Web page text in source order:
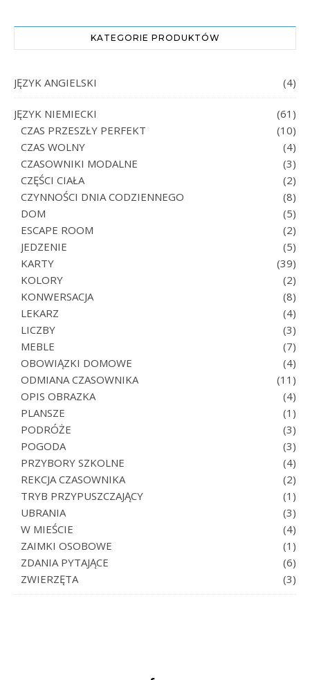
KATEGORIE PRODUKTÓW
JĘZYK ANGIELSKI (4)
JĘZYK NIEMIECKI
(61)
CZAS PRZESZŁY PERFEKT
(10)
CZAS WOLNY
(4)
CZASOWNIKI MODALNE
(3)
CZĘŚCI CIAŁA
(2)
CZYNNOŚCI DNIA CODZIENNEGO
(8)
DOM
(5)
ESCAPE ROOM
(2)
JEDZENIE
(5)
KARTY
(39)
KOLORY
(2)
KONWERSACJA
(8)
LEKARZ
(4)
LICZBY
(3)
MEBLE
(7)
OBOWIĄZKI DOMOWE
(4)
ODMIANA CZASOWNIKA
(11)
OPIS OBRAZKA
(4)
PLANSZE
(1)
PODRÓŻE
(3)
POGODA
(3)
PRZYBORY SZKOLNE
(4)
REKCJA CZASOWNIKA
(2)
TRYB PRZYPUSZCZAJĄCY
(1)
UBRANIA
(3)
W MIEŚCIE
(4)
ZAIMKI OSOBOWE
(1)
ZDANIA PYTAJĄCE
(6)
ZWIERZĘTA
(3)